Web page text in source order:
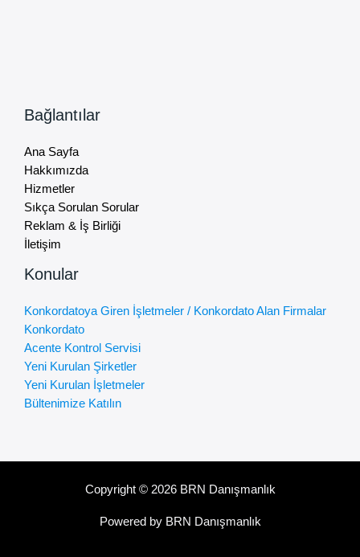
Bağlantılar
Ana Sayfa
Hakkımızda
Hizmetler
Sıkça Sorulan Sorular
Reklam & İş Birliği
İletişim
Konular
Konkordatoya Giren İşletmeler / Konkordato Alan Firmalar
Konkordato
Acente Kontrol Servisi
Yeni Kurulan Şirketler
Yeni Kurulan İşletmeler
Bültenimize Katılın
Copyright © 2026 BRN Danışmanlık
Powered by BRN Danışmanlık